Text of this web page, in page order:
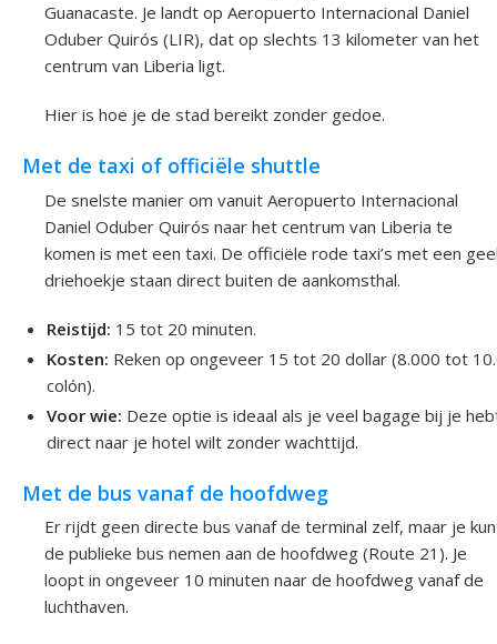
Guanacaste. Je landt op Aeropuerto Internacional Daniel
Oduber Quirós (LIR), dat op slechts 13 kilometer van het
centrum van Liberia ligt.
Hier is hoe je de stad bereikt zonder gedoe.
Met de taxi of officiële shuttle
De snelste manier om vanuit Aeropuerto Internacional
Daniel Oduber Quirós naar het centrum van Liberia te
komen is met een taxi. De officiële rode taxi’s met een
driehoekje staan direct buiten de aankomsthal.
Reistijd: 15 tot 20 minuten.
Kosten: Reken op ongeveer 15 tot 20 dollar (8.000 tot
colón).
Voor wie: Deze optie is ideaal als je veel bagage bij je
direct naar je hotel wilt zonder wachttijd.
Met de bus vanaf de hoofdweg
Er rijdt geen directe bus vanaf de terminal zelf, maar je
de publieke bus nemen aan de hoofdweg (Route 21). Je
loopt in ongeveer 10 minuten naar de hoofdweg vanaf de
luchthaven.